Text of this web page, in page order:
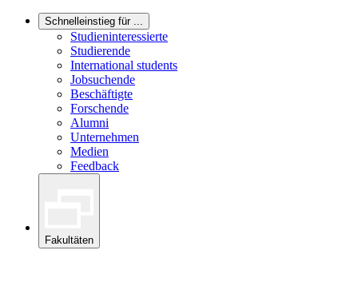
Schnelleinstieg für ...
Studieninteressierte
Studierende
International students
Jobsuchende
Beschäftigte
Forschende
Alumni
Unternehmen
Medien
Feedback
Fakultäten